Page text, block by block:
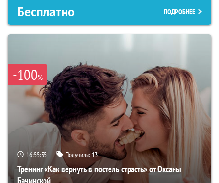
Бесплатно ПОДРОБНЕЕ
-100%
16:55:34 Получили:13
Тренинг «Как вернуть в постель страсть» от Оксаны
Бачинской